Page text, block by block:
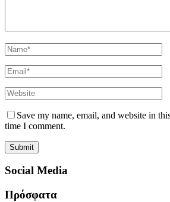
Save my name, email, and website in
time I comment.
Social Media
Πρόσφατα